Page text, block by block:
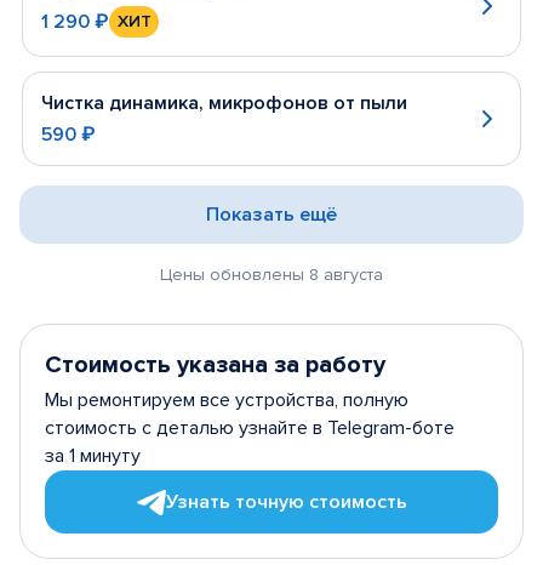
1 290 ₽ ХИТ
Чистка динамика, микрофонов от пыли
590 ₽
Цены обновлены 8 августа
Показать ещё
Стоимость указана за работу
Мы ремонтируем все устройства, полную
стоимость с деталью узнайте в Telegram-боте
за 1 минуту
Узнать точную стоимость